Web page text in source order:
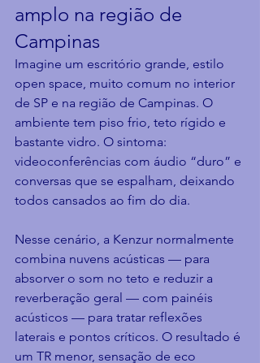
amplo na região de
Campinas
Imagine um escritório grande, estilo
open space, muito comum no interior
de SP e na região de Campinas. O
ambiente tem piso frio, teto rígido e
bastante vidro. O sintoma:
videoconferências com áudio “duro” e
conversas que se espalham, deixando
todos cansados ao fim do dia.
Nesse cenário, a Kenzur normalmente
combina nuvens acústicas — para
absorver o som no teto e reduzir a
reverberação geral — com painéis
acústicos — para tratar reflexões
laterais e pontos críticos. O resultado é
um TR menor, sensação de eco